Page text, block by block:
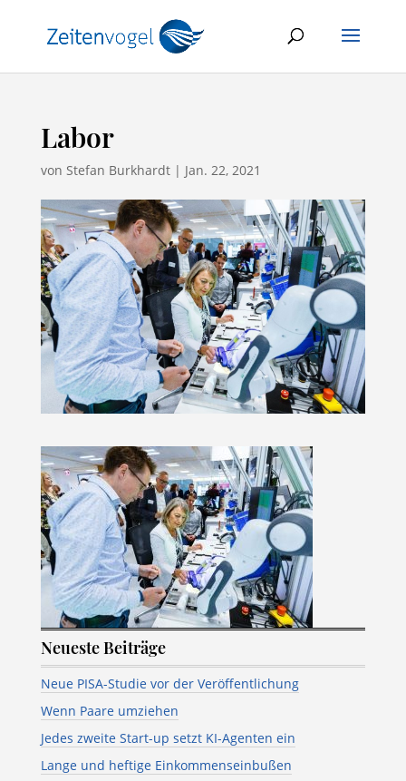
Labor
von Stefan Burkhardt| Jan. 22, 2021
Neueste Beiträge
Neue PISA-Studie vor der Veröffentlichung
Wenn Paare umziehen
Jedes zweite Start-up setzt KI-Agenten ein
Lange und heftige Einkommenseinbußen